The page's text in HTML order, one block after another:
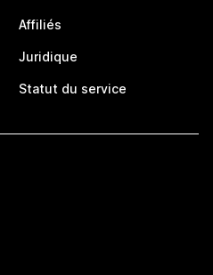
Affiliés
Juridique
Statut du service